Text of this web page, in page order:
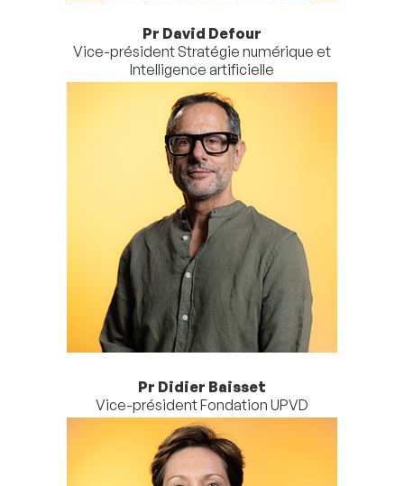
Pr David Defour
Vice-président Stratégie numérique et
Intelligence artificielle
Pr Didier Baisset
Vice-président Fondation UPVD